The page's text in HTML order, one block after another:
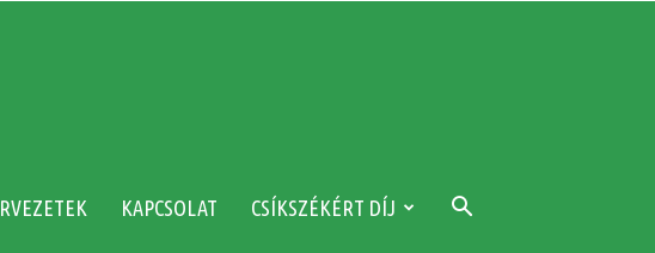
KAPCSOLAT CSÍKSZÉKÉRT DÍJ